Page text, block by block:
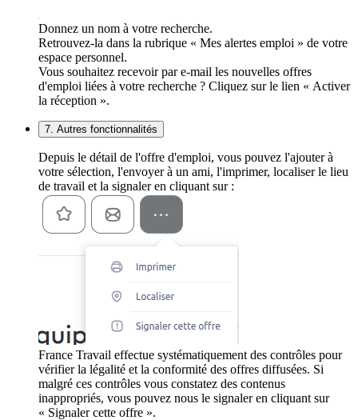
Donnez un nom à votre recherche.
Retrouvez-la dans la rubrique « Mes alertes emploi » de votre
espace personnel.
Vous souhaitez recevoir par e-mail les nouvelles offres
d'emploi liées à votre recherche ? Cliquez sur le lien « Activer
la réception ».
7. Autres fonctionnalités
Depuis le détail de l'offre d'emploi, vous pouvez l'ajouter à
votre sélection, l'envoyer à un ami, l'imprimer, localiser le lieu
de travail et la signaler en cliquant sur :
France Travail effectue systématiquement des contrôles pour
vérifier la légalité et la conformité des offres diffusées. Si
malgré ces contrôles vous constatez des contenus
inappropriés, vous pouvez nous le signaler en cliquant sur
« Signaler cette offre ».